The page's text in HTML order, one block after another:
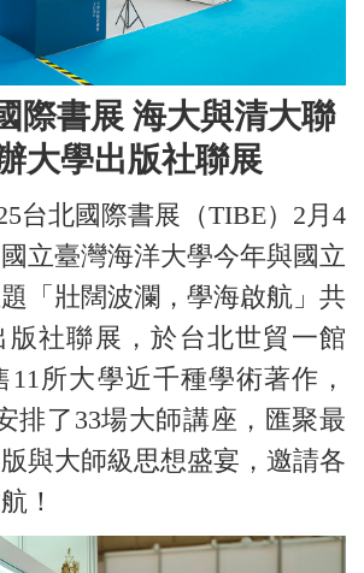
際書展 海大與清大聯
大學出版社聯展
台北國際書展（TIBE）2月4
立臺灣海洋大學今年與國立
「壯闊波瀾，學海啟航」共
版社聯展，於台北世貿一館
11所大學近千種學術著作，
排了33場大師講座，匯聚最
與大師級思想盛宴，邀請各
！